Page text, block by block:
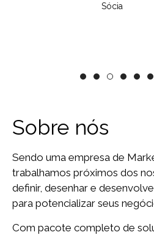
Sócia
Sobre nós
Sendo uma empresa de
trabalhamos próximos dos
definir, desenhar e
para potencializar seus
Com pacote completo de